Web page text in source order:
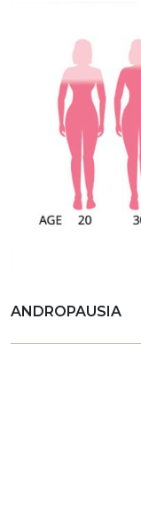
ANDROPAUSIA